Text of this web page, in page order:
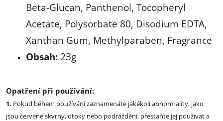
Beta-Glucan, Panthenol, Tocopheryl
Acetate, Polysorbate 80, Disodium EDTA,
Xanthan Gum, Methylparaben, Fragrance
Obsah: 23g
Opatření při používání:
1. Pokud během používání zaznamenáte jakékoli abnormality, jako
jsou červené skvrny, otoky nebo podráždění, přestaňte jej používat a